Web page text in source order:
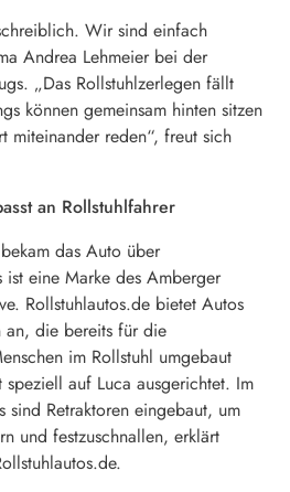
Wir sind einfach
Andrea Lehmeier bei der
„Das Rollstuhlzerlegen fällt
können gemeinsam hinten sitzen
miteinander reden“, freut sich
an Rollstuhlfahrer
das Auto über
ist eine Marke des Amberger
Rollstuhlautos.de bietet Autos
an, die bereits für die
im Rollstuhl umgebaut
auf Luca ausgerichtet. Im
sind Retraktoren eingebaut, um
und festzuschnallen, erklärt